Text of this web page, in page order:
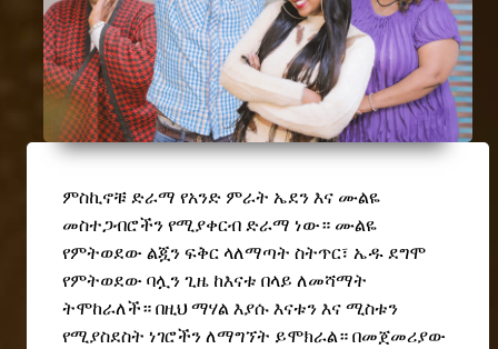
ምስኪኖቹ ድራማ የአንድ ምራት ኤደን እና ሙልዬ
መስተጋብሮችን የሚያቀርብ ድራማ ነው። ሙልዬ
የምትወደው ልጇን ፍቅር ላለማጣት ስትጥር፣ ኤዱ ደግሞ
የምትወደው ባሏን ጊዜ ከእናቱ በላይ ለመሻማት
ትሞከራለች። በዚህ ማሃል እያሱ እናቱን እና ሚስቱን
የሚያስደስት ነገሮችን ለማግኘት ይሞክራል። በመጀመሪያው